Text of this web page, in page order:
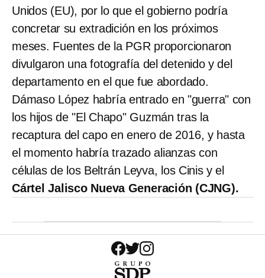
Unidos (EU), por lo que el gobierno podría
concretar su extradición en los próximos
meses. Fuentes de la PGR proporcionaron
divulgaron una fotografía del detenido y del
departamento en el que fue abordado.
Dámaso López habría entrado en "guerra" con
los hijos de "El Chapo" Guzmán tras la
recaptura del capo en enero de 2016, y hasta
el momento habría trazado alianzas con
células de los Beltrán Leyva, los Cinis y el
Cártel Jalisco Nueva Generación (CJNG).